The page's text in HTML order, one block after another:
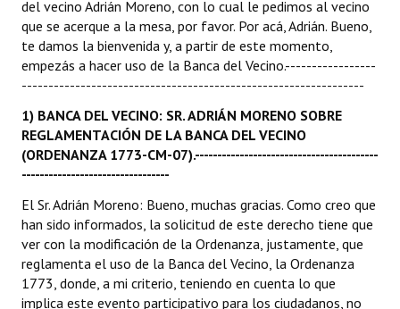
Dictámenes Asesoría Letrada
Actas de Sesión
Informes de Unidad Coordinadora
Ejecución Presupuestaria
NORMATIVA
Comunicaciones
Declaraciones
del vecino Adrián Moreno, con lo cual le pedimos al vecino
que se acerque a la mesa, por favor. Por acá, Adrián. Bueno,
te damos la bienvenida y, a partir de este momento,
empezás a hacer uso de la Banca del Vecino.-----------------
----------------------------------------------------------------
1) BANCA DEL VECINO: SR. ADRIÁN MORENO SOBRE
REGLAMENTACIÓN DE LA BANCA DEL VECINO
(ORDENANZA 1773-CM-07).-----------------------------------------
---------------------------------
El Sr. Adrián Moreno: Bueno, muchas gracias. Como creo que
han sido informados, la solicitud de este derecho tiene que
ver con la modificación de la Ordenanza, justamente, que
reglamenta el uso de la Banca del Vecino, la Ordenanza
1773, donde, a mi criterio, teniendo en cuenta lo que
implica este evento participativo para los ciudadanos, no